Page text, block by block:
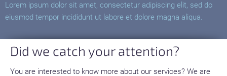
Lorem ipsum dolor sit amet, consectetur adipiscing elit, sed do
eiusmod tempor incididunt ut labore et dolore magna aliqua.
Did we catch your attention?
You are interested to know more about our services? We are